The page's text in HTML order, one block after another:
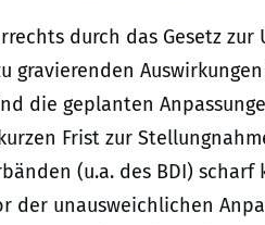
durch das Gesetz zur
gravierenden
die geplanten
Frist zur
(u.a. des BDI)
der unausweichlichen